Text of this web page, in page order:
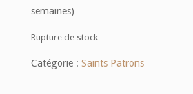
semaines)
Rupture de stock
Catégorie : Saints Patrons